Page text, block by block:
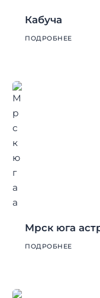
Кабуча
ПОДРОБНЕЕ
Мрск юга
ПОДРОБНЕЕ